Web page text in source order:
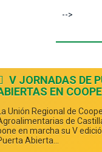
-->
V JORNADAS DE
EN
Unión Regional de
de
en marcha su V
Abierta...